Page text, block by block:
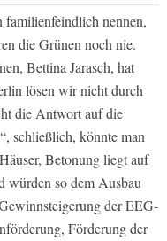
nennen,
die Grünen noch nie.
Bettina Jarasch, hat
lösen wir nicht durch
die Antwort auf die
schließlich, könnte man
Betonung liegt auf
würden so dem Ausbau
der EEG-
Förderung der